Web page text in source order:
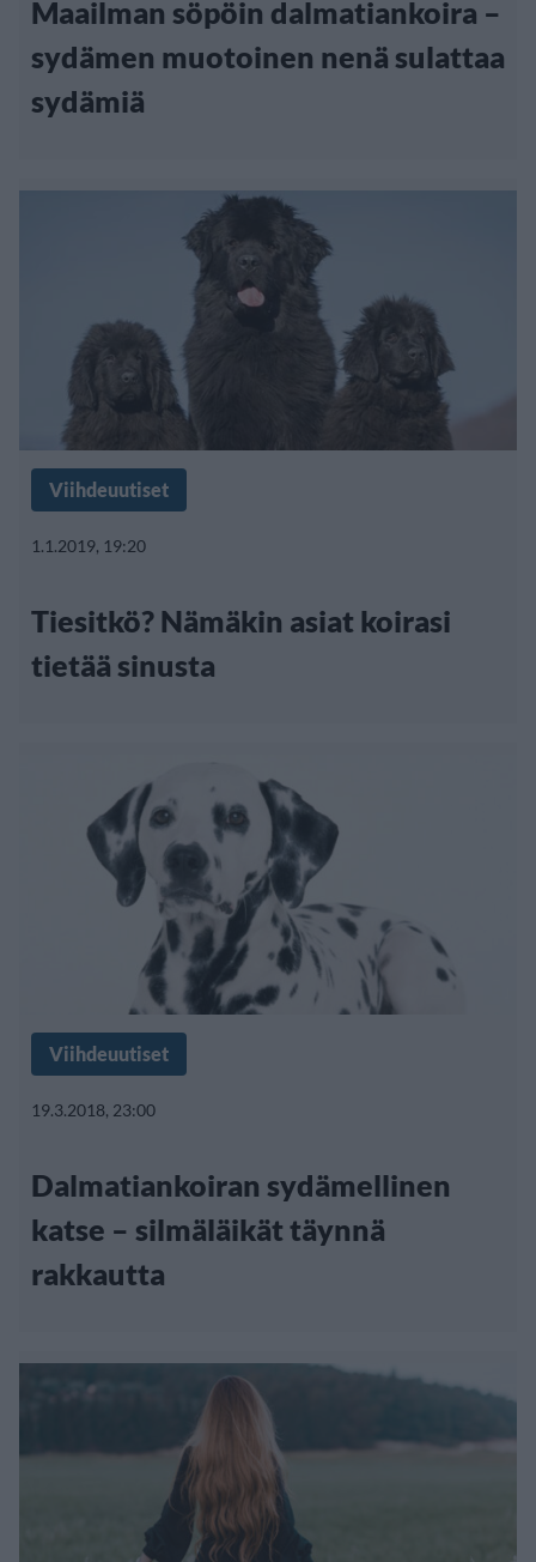
Maailman söpöin dalmatiankoira –
sydämen muotoinen nenä sulattaa
sydämiä
Viihdeuutiset
1.1.2019, 19:20
Tiesitkö? Nämäkin asiat koirasi
tietää sinusta
Viihdeuutiset
19.3.2018, 23:00
Dalmatiankoiran sydämellinen
katse – silmäläikät täynnä
rakkautta